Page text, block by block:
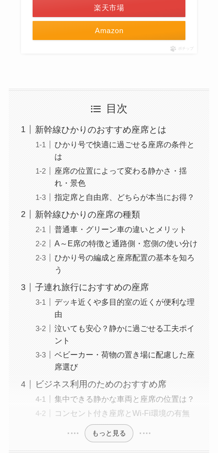
Amazon
楽天市場
ポチップ
目次
新幹線ひかりのおすすめ座席とは
ひかり号で快適に過ごせる座席の条件と
は
座席の位置によって変わる静かさ・揺
れ・景色
指定席と自由席、どちらが本当にお得？
新幹線ひかりの座席の種類
普通車・グリーン車の違いとメリット
A～E席の特徴と通路側・窓側の使い分け
ひかり号の編成と座席配置の基本を知ろ
う
子連れ旅行におすすめの座席
デッキ近くや多目的室の近くが便利な理
由
泣いても安心？静かに過ごせる工夫ポイ
ント
ベビーカー・荷物の置き場に配慮した座
席選び
ビジネス利用のためのおすすめ席
集中できる静かな車両と座席の位置は？
コンセント付き座席とWi-Fi環境の有無
もっと見る